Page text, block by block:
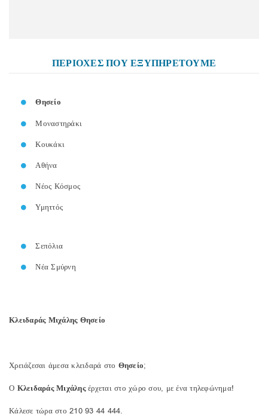
ΠΕΡΙΟΧΕΣ ΠΟΥ ΕΞΥΠΗΡΕΤΟΥΜΕ
Θησείο
Μοναστηράκι
Κουκάκι
Αθήνα
Νέος Κόσμος
Υμηττός
Σεπόλια
Νέα Σμύρνη
Κλειδαράς Μιχάλης Θησείο
Χρειάζεσαι άμεσα κλειδαρά στο Θησείο;
Ο Κλειδαράς Μιχάληςέρχεται στο χώρο σου, με ένα τηλεφώνημα!
Κάλεσε τώρα στο 210 93 44 444.